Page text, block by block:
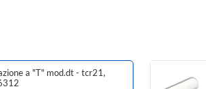
a "T" mod.dt - tcr21,